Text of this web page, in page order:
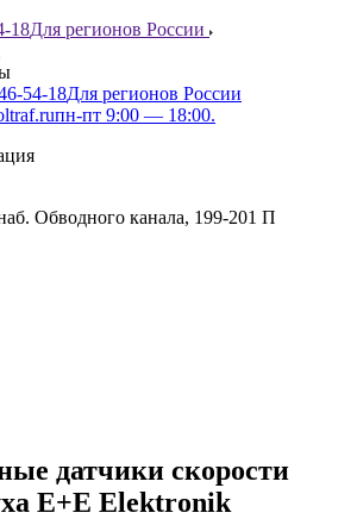
18Для регионов России
54-18Для регионов России
пн-пт 9:00 — 18:00.
Обводного канала, 199-201 П
датчики скорости
E+E Elektronik